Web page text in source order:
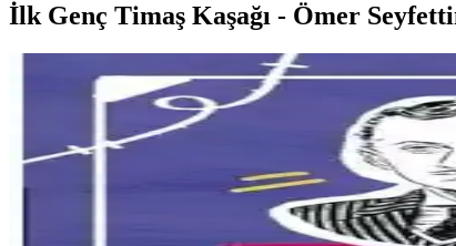
İlk Genç Timaş Kaşağı - Ömer